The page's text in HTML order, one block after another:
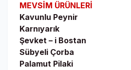
MEVSİM ÜRÜNLERİ
Kavunlu Peynir
Karnıyarık
Şevket – i Bostan
Sübyeli Çorba
Palamut Pilaki